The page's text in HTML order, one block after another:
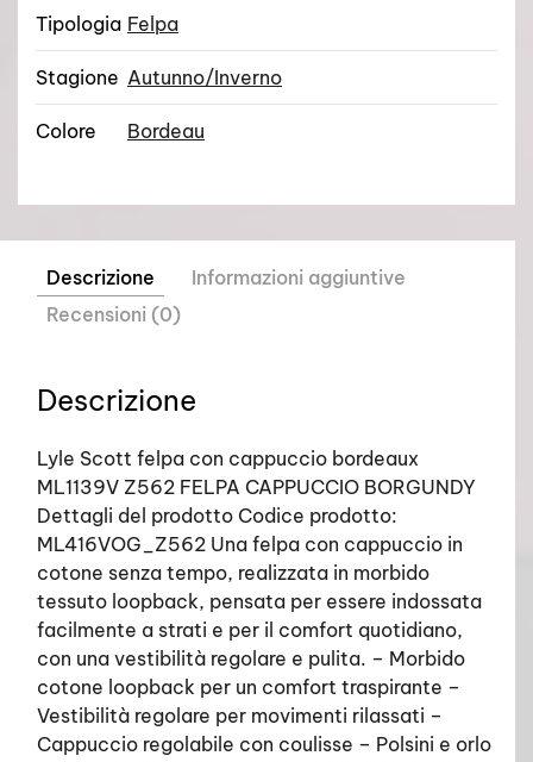
Tipologia Felpa
Stagione Autunno/Inverno
Colore Bordeau
Descrizione
Informazioni aggiuntive
Recensioni (0)
Descrizione
Lyle Scott felpa con cappuccio bordeaux
ML1139V Z562 FELPA CAPPUCCIO BORGUNDY
Dettagli del prodotto Codice prodotto:
ML416VOG_Z562 Una felpa con cappuccio in
cotone senza tempo, realizzata in morbido
tessuto loopback, pensata per essere indossata
facilmente a strati e per il comfort quotidiano,
con una vestibilità regolare e pulita. – Morbido
cotone loopback per un comfort traspirante –
Vestibilità regolare per movimenti rilassati –
Cappuccio regolabile con coulisse – Polsini e orlo